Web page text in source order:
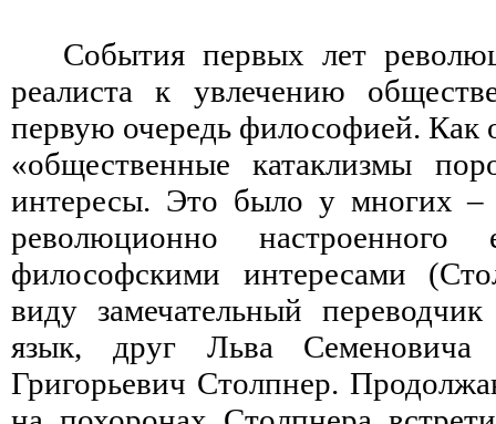
События первых лет
реалиста к увлечению
первую очередь философией. Как
«общественные катаклизмы
интересы. Это было у многих –
революционно настроенного
философскими интересами
виду замечательный
язык, друг Льва Семеновича
Григорьевич Столпнер.